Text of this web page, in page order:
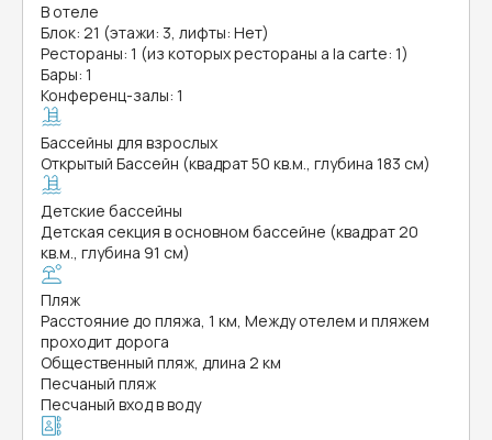
В отеле
Блок: 21 (этажи: 3, лифты: Нет)
Рестораны: 1 (из которых рестораны a la carte: 1)
Бары: 1
Конференц-залы: 1
Бассейны для взрослых
Открытый Бассейн (квадрат 50 кв.м., глубина 183 см)
Детские бассейны
Детская секция в основном бассейне (квадрат 20
кв.м., глубина 91 см)
Пляж
Расстояние до пляжа, 1 км, Между отелем и пляжем
проходит дорога
Общественный пляж, длина 2 км
Песчаный пляж
Песчаный вход в воду